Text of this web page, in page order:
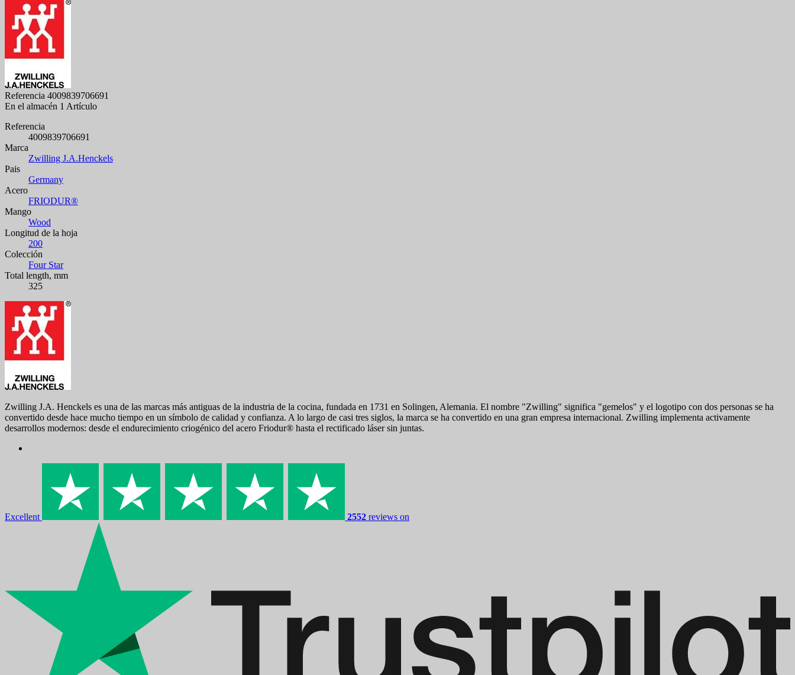
Referencia 4009839706691
En el almacén 1 Artículo
Referencia
4009839706691
Marca
Zwilling J.A.Henckels
Pais
Germany
Acero
FRIODUR®
Mango
Wood
Longitud de la hoja
200
Colección
Four Star
Total length, mm
325
Zwilling J.A. Henckels es una de las marcas más antiguas de la industria de la cocina, fundada en 1731 en Solingen, Alemania. El nombre "Zwilling" significa "gemelos" y el logotipo con dos personas se ha
convertido desde hace mucho tiempo en un símbolo de calidad y confianza. A lo largo de casi tres siglos, la marca se ha convertido en una gran empresa internacional. Zwilling implementa activamente
desarrollos modernos: desde el endurecimiento criogénico del acero Friodur® hasta el rectificado láser sin juntas.
Excellent 2552 reviews on